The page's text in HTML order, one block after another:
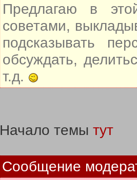
Предлагаю в
советами,
подсказывать
обсуждать,
т.д.
Начало темы тут
Сообщение